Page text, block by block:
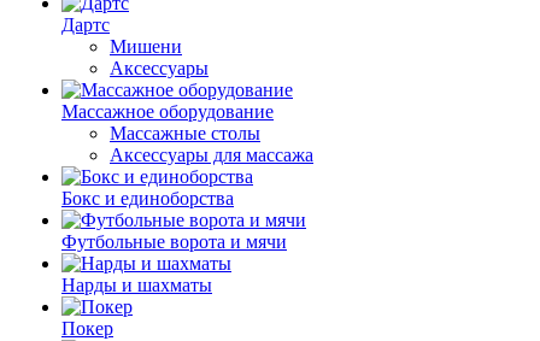
Дартс
Мишени
Аксессуары
Массажное оборудование
Массажные столы
Аксессуары для массажа
Бокс и единоборства
Футбольные ворота и мячи
Нарды и шахматы
Покер